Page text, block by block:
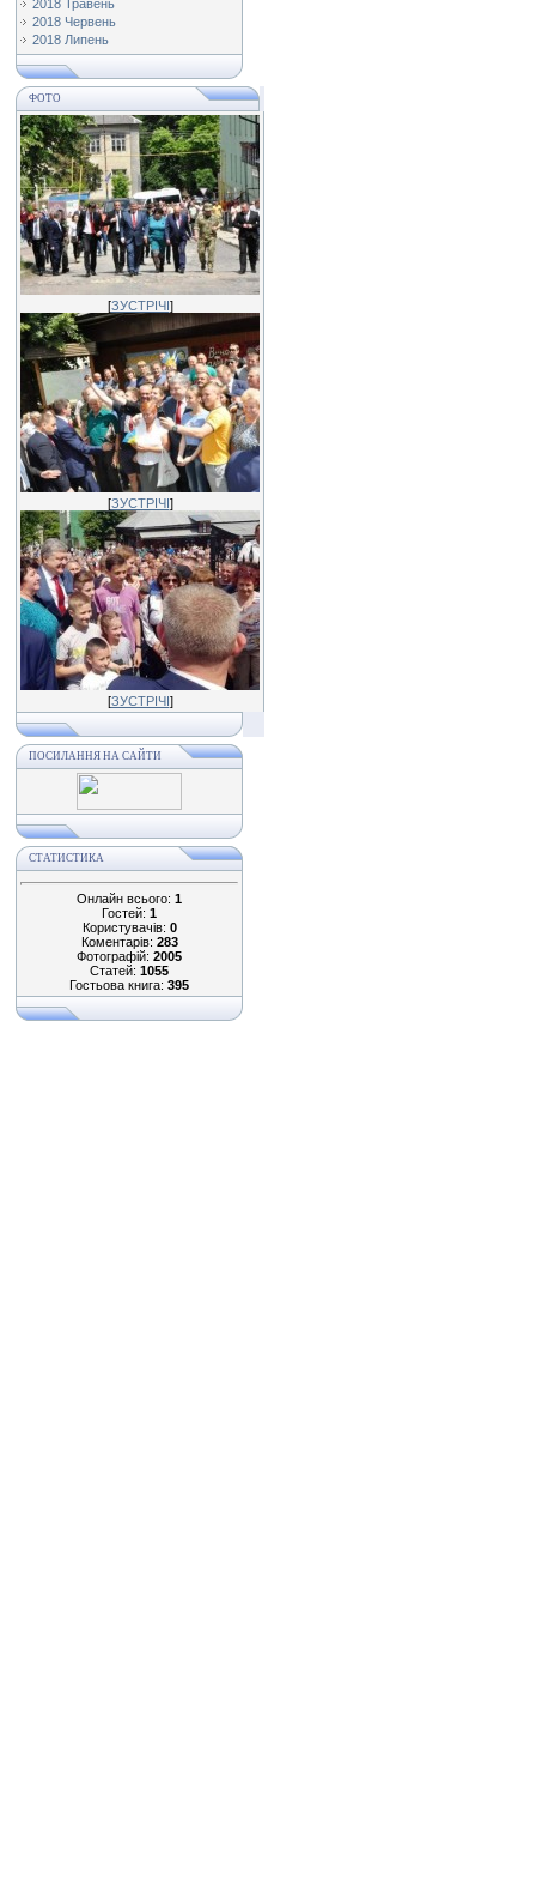
2018 Травень
2018 Червень
2018 Липень
ФОТО
[ЗУСТРІЧІ]
[ЗУСТРІЧІ]
[ЗУСТРІЧІ]
ПОСИЛАННЯ НА САЙТИ
СТАТИСТИКА
Онлайн всього: 1
Гостей: 1
Користувачів: 0
Коментарів: 283
Фотографій: 2005
Статей: 1055
Гостьова книга: 395